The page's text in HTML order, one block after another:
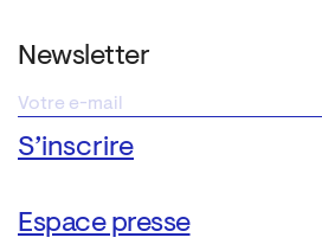
Newsletter
Espace presse